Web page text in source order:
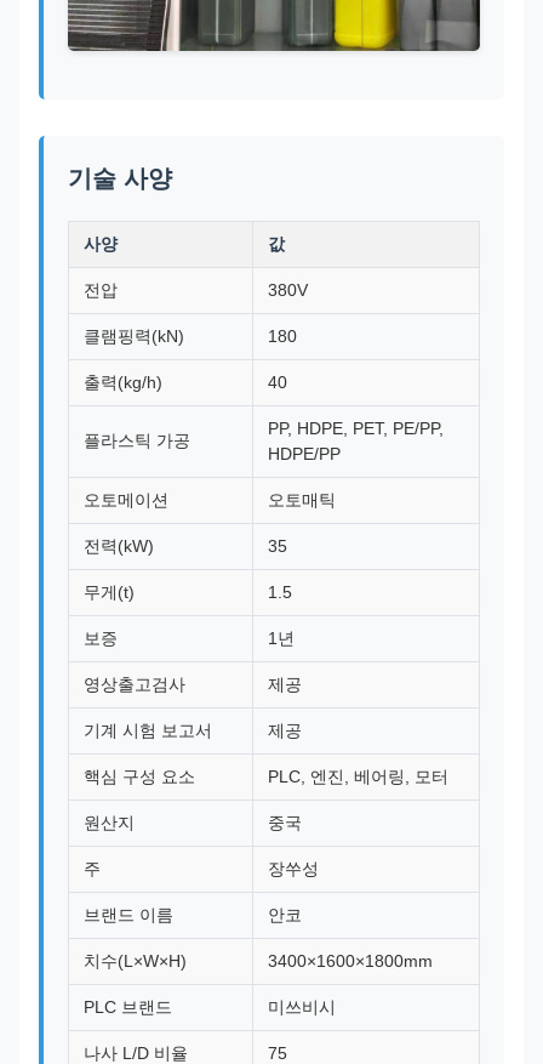
기술 사양
사양 값
전압 380V
클램핑력(kN) 180
출력(kg/h) 40
플라스틱 가공
PP, HDPE, PET, PE/PP,
HDPE/PP
오토메이션 오토매틱
전력(kW) 35
무게(t) 1.5
보증 1년
영상출고검사 제공
기계 시험 보고서 제공
핵심 구성 요소 PLC, 엔진, 베어링, 모터
원산지 중국
주 장쑤성
브랜드 이름 안코
치수(L×W×H) 3400×1600×1800mm
PLC 브랜드 미쓰비시
나사 L/D 비율 75